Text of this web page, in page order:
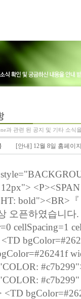
과 관련 된 공지 및 기타 소식
[안내] 12월 8일 홈페이
bold"><BR>
오픈하였습니다
cellSpacing=1
<TD